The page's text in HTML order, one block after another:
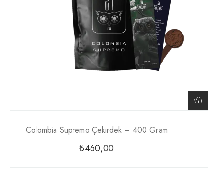
Colombia Supremo Çekirdek – 400 Gram
₺460,00